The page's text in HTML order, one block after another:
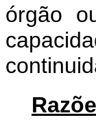
órgão